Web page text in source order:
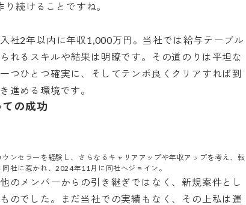
続けることですね。
社2年以内に年収1,000万円。当社では給与テーブル
れるスキルや結果は明瞭です。その道のりは平坦な
つひとつ確実に、そしてテンポ良くクリアすれば到
進める環境です。
の成功
ンセラーを経験し、さらなるキャリアアップや年収アップを考え、転
社に惹かれ、2024年11月に同社へジョイン。
のメンバーからの引き継ぎではなく、新規案件とし
のでした。まだ当社での実績もなく、その上私は運